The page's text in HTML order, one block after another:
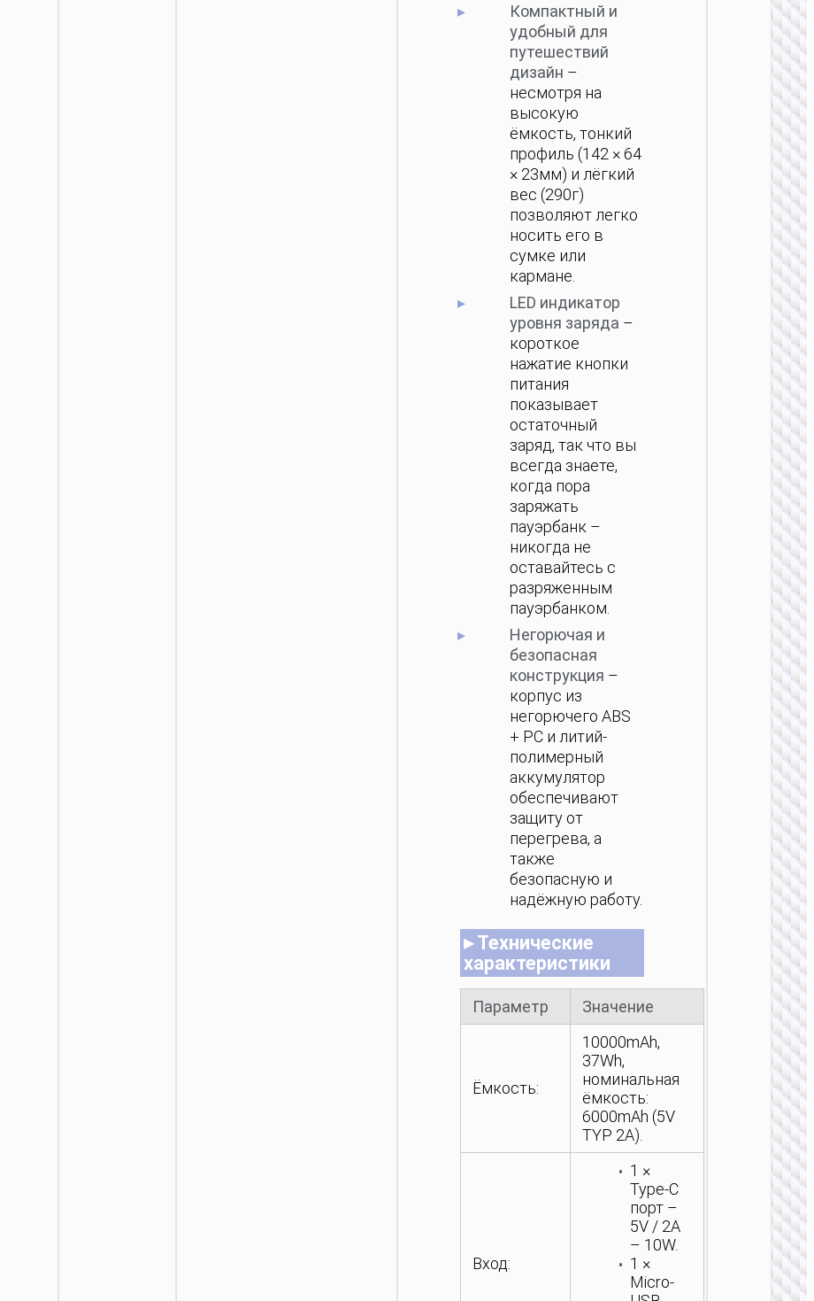
Компактный и
удобный для
путешествий
дизайн –
несмотря на
высокую
ёмкость, тонкий
профиль (142 × 64
× 23мм) и лёгкий
вес (290г)
позволяют легко
носить его в
сумке или
кармане.
LED индикатор
уровня заряда –
короткое
нажатие кнопки
питания
показывает
остаточный
заряд, так что вы
всегда знаете,
когда пора
заряжать
пауэрбанк –
никогда не
оставайтесь с
разряженным
пауэрбанком.
Негорючая и
безопасная
конструкция –
корпус из
негорючего ABS
+ PC и литий-
полимерный
аккумулятор
обеспечивают
защиту от
перегрева, а
также
безопасную и
надёжную работу.
▸ Технические
характеристики
Параметр Значение
Ёмкость:
10000mAh,
37Wh,
номинальная
ёмкость:
6000mAh (5V
TYP 2A).
Вход:
1 ×
Type-C
порт –
5V / 2A
– 10W.
1 ×
Micro-